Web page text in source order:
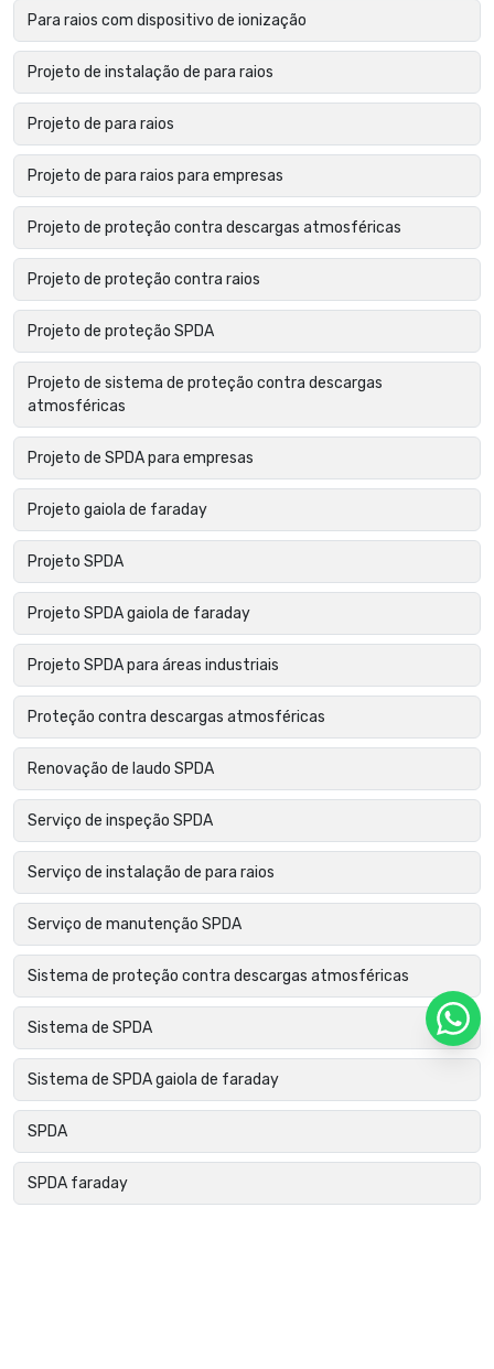
Para raios com dispositivo de ionização
Projeto de instalação de para raios
Projeto de para raios
Projeto de para raios para empresas
Projeto de proteção contra descargas atmosféricas
Projeto de proteção contra raios
Projeto de proteção SPDA
Projeto de sistema de proteção contra descargas
atmosféricas
Projeto de SPDA para empresas
Projeto gaiola de faraday
Projeto SPDA
Projeto SPDA gaiola de faraday
Projeto SPDA para áreas industriais
Proteção contra descargas atmosféricas
Renovação de laudo SPDA
Serviço de inspeção SPDA
Serviço de instalação de para raios
Serviço de manutenção SPDA
Sistema de proteção contra descargas atmosféricas
Sistema de SPDA
Sistema de SPDA gaiola de faraday
SPDA
SPDA faraday